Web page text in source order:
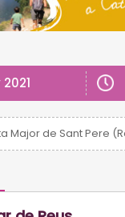
Major de Sant Pere